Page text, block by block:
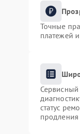
Точные
платежей
Сервисный
статус